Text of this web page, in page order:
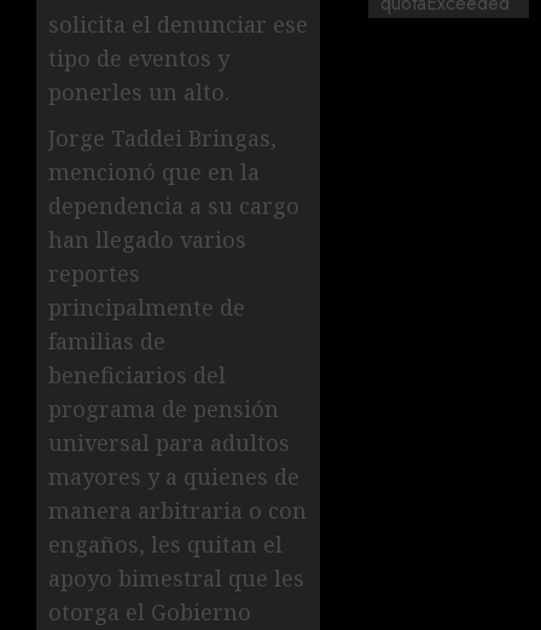
solicita el denunciar ese
tipo de eventos y
ponerles un alto.
Jorge Taddei Bringas,
mencionó que en la
dependencia a su cargo
han llegado varios
reportes
principalmente de
familias de
beneficiarios del
programa de pensión
universal para adultos
mayores y a quienes de
manera arbitraria o con
engaños, les quitan el
apoyo bimestral que les
otorga el Gobierno